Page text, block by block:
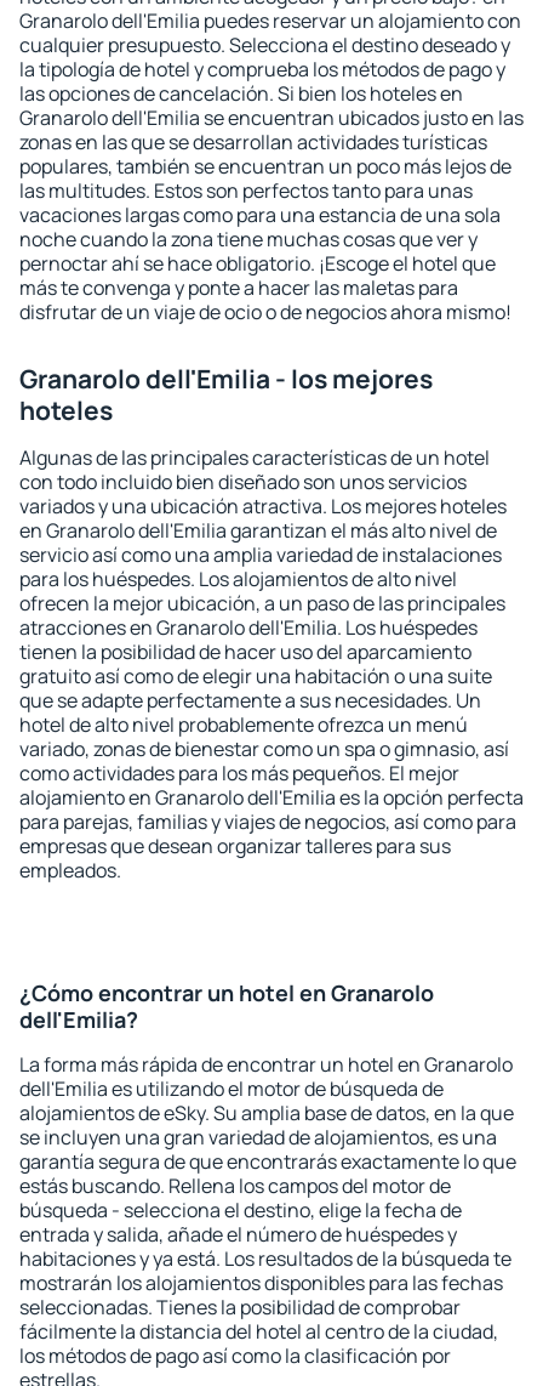
Granarolo dell'Emilia puedes reservar un alojamiento con
cualquier presupuesto. Selecciona el destino deseado y
la tipología de hotel y comprueba los métodos de pago y
las opciones de cancelación. Si bien los hoteles en
Granarolo dell'Emilia se encuentran ubicados justo en las
zonas en las que se desarrollan actividades turísticas
populares, también se encuentran un poco más lejos de
las multitudes. Estos son perfectos tanto para unas
vacaciones largas como para una estancia de una sola
noche cuando la zona tiene muchas cosas que ver y
pernoctar ahí se hace obligatorio. ¡Escoge el hotel que
más te convenga y ponte a hacer las maletas para
disfrutar de un viaje de ocio o de negocios ahora mismo!
Granarolo dell'Emilia - los mejores
hoteles
Algunas de las principales características de un hotel
con todo incluido bien diseñado son unos servicios
variados y una ubicación atractiva. Los mejores hoteles
en Granarolo dell'Emilia garantizan el más alto nivel de
servicio así como una amplia variedad de instalaciones
para los huéspedes. Los alojamientos de alto nivel
ofrecen la mejor ubicación, a un paso de las principales
atracciones en Granarolo dell'Emilia. Los huéspedes
tienen la posibilidad de hacer uso del aparcamiento
gratuito así como de elegir una habitación o una suite
que se adapte perfectamente a sus necesidades. Un
hotel de alto nivel probablemente ofrezca un menú
variado, zonas de bienestar como un spa o gimnasio, así
como actividades para los más pequeños. El mejor
alojamiento en Granarolo dell'Emilia es la opción perfecta
para parejas, familias y viajes de negocios, así como para
empresas que desean organizar talleres para sus
empleados.
¿Cómo encontrar un hotel en Granarolo
dell'Emilia?
La forma más rápida de encontrar un hotel en Granarolo
dell'Emilia es utilizando el motor de búsqueda de
alojamientos de eSky. Su amplia base de datos, en la que
se incluyen una gran variedad de alojamientos, es una
garantía segura de que encontrarás exactamente lo que
estás buscando. Rellena los campos del motor de
búsqueda - selecciona el destino, elige la fecha de
entrada y salida, añade el número de huéspedes y
habitaciones y ya está. Los resultados de la búsqueda te
mostrarán los alojamientos disponibles para las fechas
seleccionadas. Tienes la posibilidad de comprobar
fácilmente la distancia del hotel al centro de la ciudad,
los métodos de pago así como la clasificación por
estrellas.